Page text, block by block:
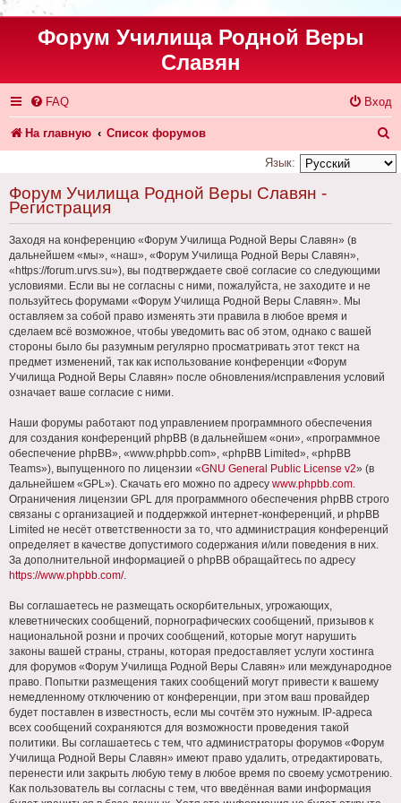
Форум Училища Родной Веры
Славян
FAQ Вход
На главную Список форумов
о
Язык:
Форум Училища Родной Веры Славян -
Регистрация
Заходя на конференцию «Форум Училища Родной Веры Славян» (в
дальнейшем «мы», «наш», «Форум Училища Родной Веры Славян»,
«https://forum.urvs.su»), вы подтверждаете своё согласие со следующими
условиями. Если вы не согласны с ними, пожалуйста, не заходите и не
пользуйтесь форумами «Форум Училища Родной Веры Славян». Мы
оставляем за собой право изменять эти правила в любое время и
сделаем всё возможное, чтобы уведомить вас об этом, однако с вашей
стороны было бы разумным регулярно просматривать этот текст на
предмет изменений, так как использование конференции «Форум
Училища Родной Веры Славян» после обновления/исправления условий
означает ваше согласие с ними.
Наши форумы работают под управлением программного обеспечения
для создания конференций phpBB (в дальнейшем «они», «программное
обеспечение phpBB», «www.phpbb.com», «phpBB Limited», «phpBB
Teams»), выпущенного по лицензии «GNU General Public License v2» (в
дальнейшем «GPL»). Скачать его можно по адресу www.phpbb.com
Ограничения лицензии GPL для программного обеспечения phpBB строго
связаны с организацией и поддержкой интернет-конференций, и phpBB
Limited не несёт ответственности за то, что администрация конференций
определяет в качестве допустимого содержания и/или поведения в них.
За дополнительной информацией о phpBB обращайтесь по адресу
https://www.phpbb.com/.
Вы соглашаетесь не размещать оскорбительных, угрожающих,
клеветнических сообщений, порнографических сообщений, призывов к
национальной розни и прочих сообщений, которые могут нарушить
законы вашей страны, страны, которая предоставляет услуги хостинга
для форумов «Форум Училища Родной Веры Славян» или международное
право. Попытки размещения таких сообщений могут привести к вашему
немедленному отключению от конференции, при этом ваш провайдер
будет поставлен в известность, если мы сочтём это нужным. IP-адреса
всех сообщений сохраняются для возможности проведения такой
политики. Вы соглашаетесь с тем, что администраторы форумов «Форум
Училища Родной Веры Славян» имеют право удалить, отредактировать,
перенести или закрыть любую тему в любое время по своему усмотрению.
Как пользователь вы согласны с тем, что введённая вами информация